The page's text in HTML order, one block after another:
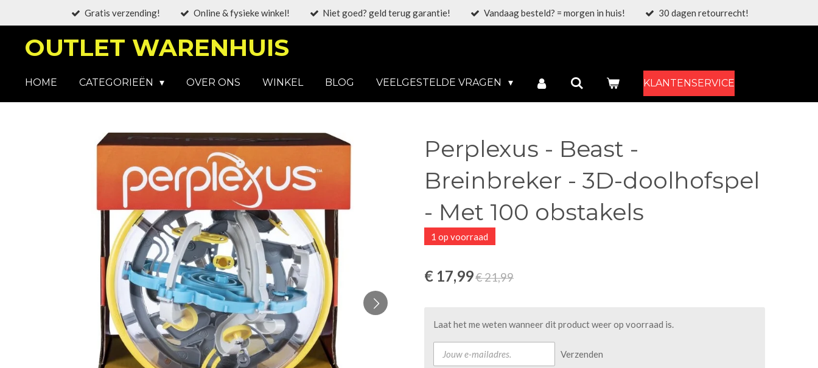
hoofdinhoud
Gratis verzending! Online & fysieke winkel! Niet goed? geld terug garantie! Vandaag besteld? = morgen in huis! 30 dagen retourrecht!
OUTLET WARENHUIS
HOME CATEGORIEËN OVER ONS WINKEL BLOG VEELGESTELDE VRAGEN KLANTENSERVICE
Perplexus - Beast -
Breinbreker - 3D-doolhofspel
- Met 100 obstakels
1 op voorraad
€ 17,99€ 21,99
Laat het me weten wanneer dit product weer op voorraad is.
Verzenden